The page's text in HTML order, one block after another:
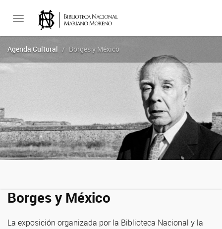
Toggle
Agenda Cultural Borges y México
Borges y México
La exposición organizada por la Biblioteca Nacional y la